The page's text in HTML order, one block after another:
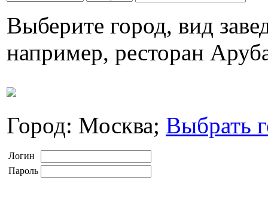
Выберите город, вид
например, ресторан
Город: Москва; Выбрать
Логин
Пароль